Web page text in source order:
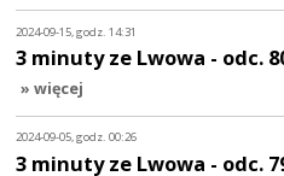
2024-09-15, godz. 14:31
3 minuty ze Lwowa - odc.
» więcej
2024-09-05, godz. 00:26
3 minuty ze Lwowa - odc.